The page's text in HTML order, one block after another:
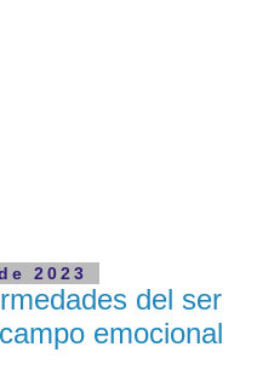
2023
del ser
emocional